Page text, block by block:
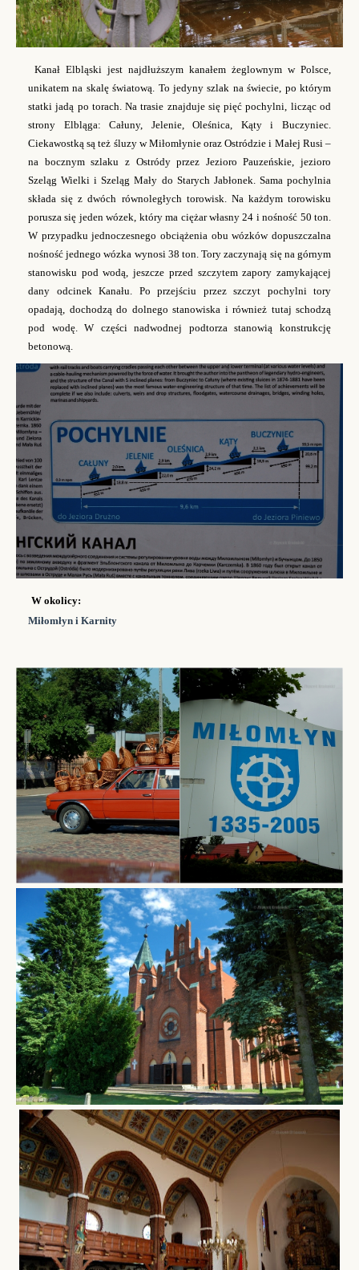
Kanał Elbląski jest najdłuższym kanałem żeglownym w Polsce,
unikatem na skalę światową. To jedyny szlak na świecie, po którym
statki jadą po torach. Na trasie znajduje się pięć pochylni, licząc od
strony Elbląga: Całuny, Jelenie, Oleśnica, Kąty i Buczyniec.
Ciekawostką są też śluzy w Miłomłynie oraz Ostródzie i Małej Rusi –
na bocznym szlaku z Ostródy przez Jezioro Pauzeńskie, jezioro
Szeląg Wielki i Szeląg Mały do Starych Jabłonek. Sama pochylnia
składa się z dwóch równoległych torowisk. Na każdym torowisku
porusza się jeden wózek, który ma ciężar własny 24 i nośność 50 ton.
W przypadku jednoczesnego obciążenia obu wózków dopuszczalna
nośność jednego wózka wynosi 38 ton. Tory zaczynają się na górnym
stanowisku pod wodą, jeszcze przed szczytem zapory zamykającej
dany odcinek Kanału. Po przejściu przez szczyt pochylni tory
opadają, dochodzą do dolnego stanowiska i również tutaj schodzą
pod wodę. W części nadwodnej podtorza stanowią konstrukcję
betonową.
W okolicy:
Miłomłyn i Karnity